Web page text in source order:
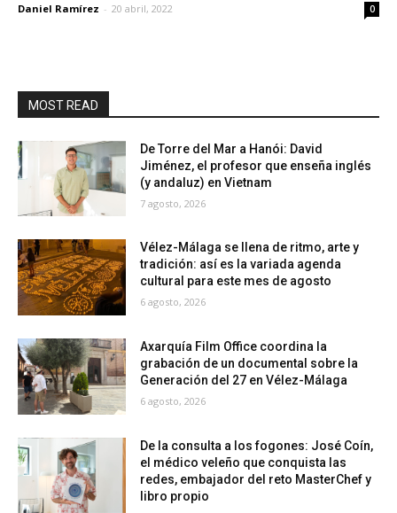
Daniel Ramírez - 20 abril, 2022 0
MOST READ
De Torre del Mar a Hanói: David
Jiménez, el profesor que enseña inglés
(y andaluz) en Vietnam
7 agosto, 2026
Vélez-Málaga se llena de ritmo, arte y
tradición: así es la variada agenda
cultural para este mes de agosto
6 agosto, 2026
Axarquía Film Office coordina la
grabación de un documental sobre la
Generación del 27 en Vélez-Málaga
6 agosto, 2026
De la consulta a los fogones: José Coín,
el médico veleño que conquista las
redes, embajador del reto MasterChef y
libro propio